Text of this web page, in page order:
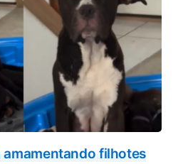
amamentando filhotes